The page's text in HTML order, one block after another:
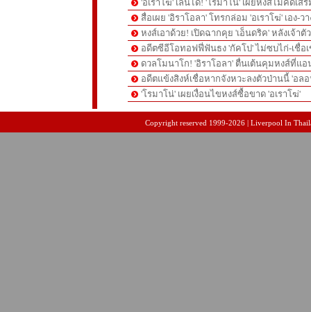
'อเราโฆ่' เล่นได้! 'โรมาโน่' เผยหงส์ไม่คิดเส
สื่อเผย 'อิราโอลา' โทรกล่อม 'อเราโฆ่' เอง-ว
หงส์เอาด้วย! เปิดฉากคุย 'เอ็นดริค' หลังเจ้า
อดีตซีอีโอทอฟฟี่ฟันธง 'กัคโป' ไม่ซบไก่-เชื่อเ
ดวลโมนาโก! 'อิราโอลา' ตื่นเต้นคุมหงส์ที่แ
อดีตแข้งสิงห์เชื่อหากจังหวะลงตัวป่านนี้ 'อล
'โรมาโน่' เผยเงื่อนไขหงส์ซื้อขาด 'อเราโฆ่'
Copyright reserved 1999-2026 | Liverpool In